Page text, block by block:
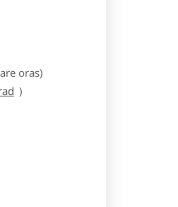
oras)
)